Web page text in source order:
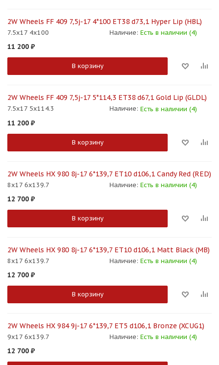
2W Wheels FF 409 7,5j-17 4*100 ET38 d73,1 Hyper Lip (HBL)
7.5x17 4x100 Наличие: Есть в наличии (4)
11 200 ₽
В корзину
2W Wheels FF 409 7,5j-17 5*114,3 ET38 d67,1 Gold Lip (GLDL)
7.5x17 5x114.3 Наличие: Есть в наличии (4)
11 200 ₽
В корзину
2W Wheels HX 980 8j-17 6*139,7 ET10 d106,1 Candy Red (RED)
8x17 6x139.7 Наличие: Есть в наличии (4)
12 700 ₽
В корзину
2W Wheels HX 980 8j-17 6*139,7 ET10 d106,1 Matt Black (MB)
8x17 6x139.7 Наличие: Есть в наличии (4)
12 700 ₽
В корзину
2W Wheels HX 984 9j-17 6*139,7 ET5 d106,1 Bronze (XCUG1)
9x17 6x139.7 Наличие: Есть в наличии (4)
12 700 ₽